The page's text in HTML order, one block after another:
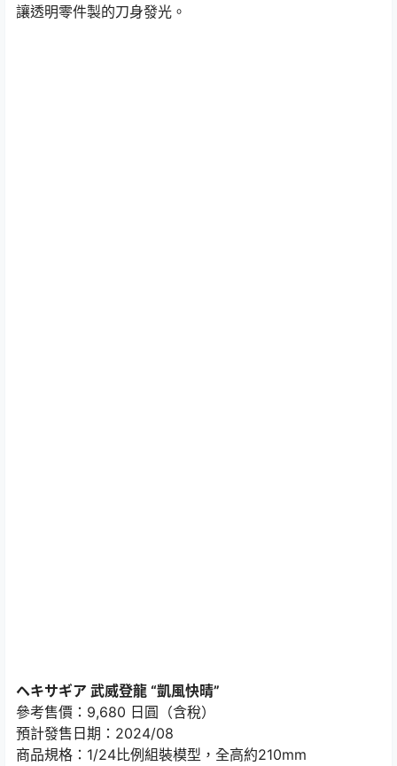
讓透明零件製的刀身發光。
ヘキサギア 武威登龍 “凱風快晴”
參考售價：9,680 日圓（含稅）
預計發售日期：2024/08
商品規格：1/24比例組裝模型，全高約210mm